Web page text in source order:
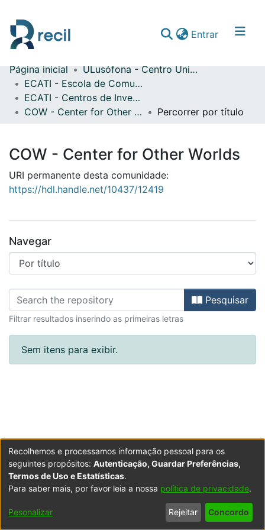
Entrar(current)
Comunidades & Coleções
Percorrer repositório
Página inicial
ULusófona - Centro Universitário de Lisboa
ECATI - Escola de Comunicação, Arquitetura, Artes e Tecnologias da Informação
ECATI - Centros de Investigação
COW - Center for Other Worlds
Percorrer por título
COW - Center for Other Worlds
URI permanente desta comunidade:
https://hdl.handle.net/10437/12419
Navegar
Percorrer COW - Center forPesquisar
Filtrar resultados inserindo as primeiras letras
Sem itens para exibir.
Powered by DSpace Copyright © 2003-2026LYRASIS
Configurações
Política de
Privacidade
Termos
de Uso
Contacte-
nos
Recolhemos e processamos informação pessoal para os
seguintes propósitos: Autenticação, Guardar Preferências,
Termos de Uso e Estatísticas.
Para saber mais, por favor leia a nossa política de privacidade.
Pesonalizar Rejeitar Concordo